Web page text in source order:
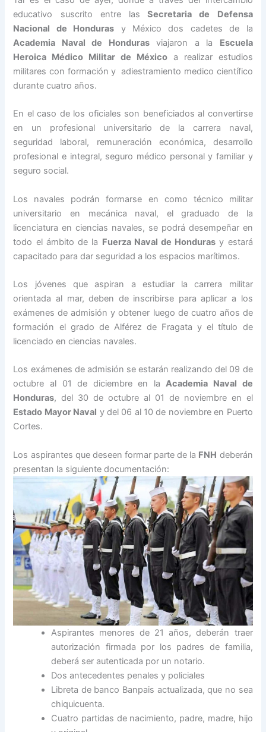
educativo suscrito entre las Secretaria de Defensa
Nacional de Honduras y México dos cadetes de la
Academia Naval de Hondurasviajaron a la Escuela
Heroica Médico Militar de Méxicoa realizar estudios
militares con formación y adiestramiento medico científico
durante cuatro años.
En el caso de los oficiales son beneficiados al convertirse
en un profesional universitario de la carrera naval,
seguridad laboral, remuneración económica, desarrollo
profesional e integral, seguro médico personal y familiar y
seguro social.
Los navales podrán formarse en como técnico militar
universitario en mecánica naval, el graduado de la
licenciatura en ciencias navales, se podrá desempeñar en
todo el ámbito de la Fuerza Naval de Honduras y estará
capacitado para dar seguridad a los espacios marítimos.
Los jóvenes que aspiran a estudiar la carrera militar
orientada al mar, deben de inscribirse para aplicar a los
exámenes de admisión y obtener luego de cuatro años de
formación el grado de Alférez de Fragata y el título de
licenciado en ciencias navales.
Los exámenes de admisión se estarán realizando del 09 de
octubre al 01 de diciembre en laAcademia Naval de
Honduras, del 30 de octubre al 01 de noviembre en el
Estado Mayor Naval y del 06 al 10 de noviembre en Puerto
Cortes.
Los aspirantes que deseen formar parte de la FNH deberán
presentan la siguiente documentación:
Aspirantes menores de 21 años, deberán traer
autorización firmada por los padres de familia,
deberá ser autenticada por un notario.
Dos antecedentes penales y policiales
Libreta de banco Banpais actualizada, que no sea
chiquicuenta.
Cuatro partidas de nacimiento, padre, madre, hijo